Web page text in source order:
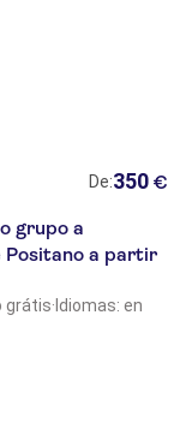
De:350 €
grupo a
Positano a partir
grátis· Idiomas: en